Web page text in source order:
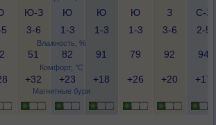
Влажность, %
Комфорт, °C
Магнитные бури
Ю-З
3-6
Ю
1-3
Ю
1-3
Ю
1-3
З
3-6
С-З
2-5
51 82 91 79 92 94
+32 +23 +18 +26 +20 +17